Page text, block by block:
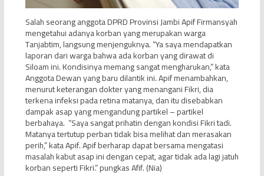
Salah seorang anggota DPRD Provinsi Jambi Apif Firmansyah
mengetahui adanya korban yang merupakan warga
Tanjabtim, langsung menjenguknya. “Ya saya mendapatkan
laporan dari warga bahwa ada korban yang dirawat di
Siloam ini. Kondisinya memang sangat mengharukan,” kata
Anggota Dewan yang baru dilantik ini. Apif menambahkan,
menurut keterangan dokter yang menangani Fikri, dia
terkena infeksi pada retina matanya, dan itu disebabkan
dampak asap yang mengandung partikel – partikel
berbahaya. “Saya sangat prihatin dengan kondisi Fikri tadi.
Matanya tertutup perban tidak bisa melihat dan merasakan
perih,” kata Apif. Apif berharap dapat bersama mengatasi
masalah kabut asap ini dengan cepat, agar tidak ada lagi jatuh
korban seperti Fikri.” pungkas Afif. (Nia)